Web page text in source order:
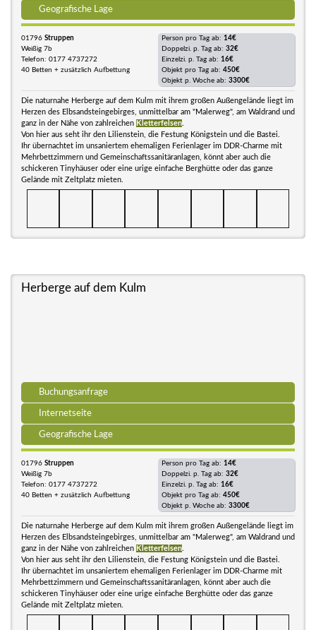
Geografische Lage
01796 Struppen
Weißig 7b
Telefon: 0177 4737272
40 Betten + zusätzlich Aufbettung
Person pro Tag ab: 14€
Doppelzi. p. Tag ab: 32€
Einzelzi. p. Tag ab: 16€
Objekt pro Tag ab: 450€
Objekt p. Woche ab: 3300€
Die naturnahe Herberge auf dem Kulm mit ihrem großen Außengelände liegt im
Herzen des Elbsandsteingebirges, unmittelbar am "Malerweg", am Waldrand und
ganz in der Nähe von zahlreichen Kletterfelsen
Von hier aus seht ihr den Lilienstein, die Festung Königstein und die Bastei.
Ihr übernachtet im unsaniertem ehemaligen Ferienlager im DDR-Charme mit
Mehrbettzimmern und Gemeinschaftssanitäranlagen, könnt aber auch die
schickeren Tinyhäuser oder eine urige einfache Berghütte oder das ganze
Gelände mit Zeltplatz mieten.
Herberge auf dem Kulm
Buchungsanfrage
Internetseite
Geografische Lage
01796 Struppen
Weißig 7b
Telefon: 0177 4737272
40 Betten + zusätzlich Aufbettung
Person pro Tag ab: 14€
Doppelzi. p. Tag ab: 32€
Einzelzi. p. Tag ab: 16€
Objekt pro Tag ab: 450€
Objekt p. Woche ab: 3300€
Die naturnahe Herberge auf dem Kulm mit ihrem großen Außengelände liegt im
Herzen des Elbsandsteingebirges, unmittelbar am "Malerweg", am Waldrand und
ganz in der Nähe von zahlreichen Kletterfelsen
Von hier aus seht ihr den Lilienstein, die Festung Königstein und die Bastei.
Ihr übernachtet im unsaniertem ehemaligen Ferienlager im DDR-Charme mit
Mehrbettzimmern und Gemeinschaftssanitäranlagen, könnt aber auch die
schickeren Tinyhäuser oder eine urige einfache Berghütte oder das ganze
Gelände mit Zeltplatz mieten.